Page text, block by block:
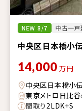
NEW 8/7 中古一戸
中央区日本橋小
14,000 万円
中央区日本橋小
東京メトロ日比
間取り2LDK+S